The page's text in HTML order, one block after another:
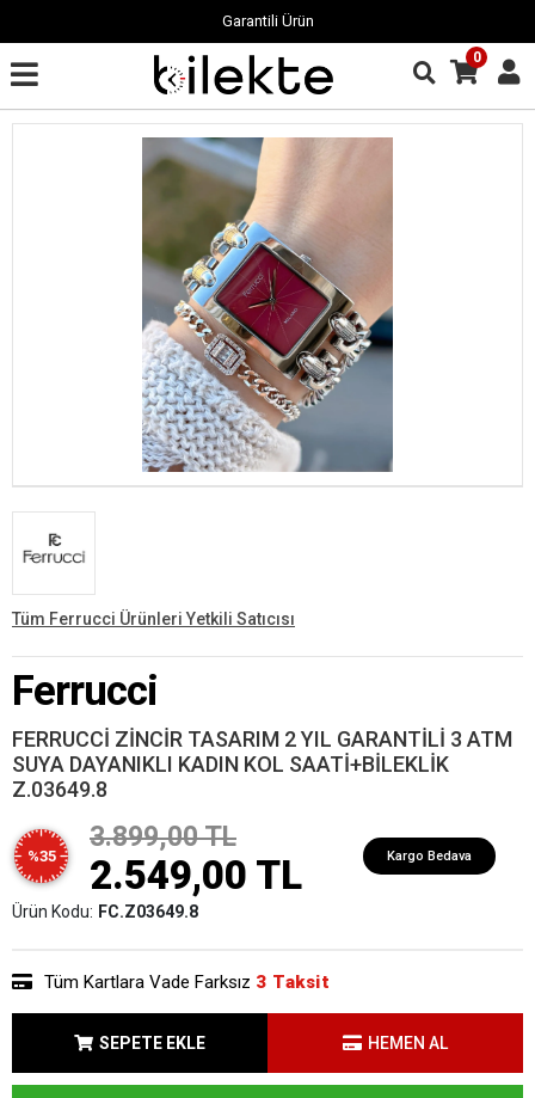
Garantili Ürün
0
Tüm Ferrucci Ürünleri Yetkili Satıcısı
Ferrucci
FERRUCCİ ZİNCİR TASARIM 2 YIL GARANTİLİ 3 ATM
SUYA DAYANIKLI KADIN KOL SAATİ+BİLEKLİK
Z.03649.8
%35
3.899,00 TL
2.549,00 TL Kargo Bedava
Ürün Kodu: FC.Z03649.8
Tüm Kartlara Vade Farksız 3 Taksit
SEPETE EKLE HEMEN AL